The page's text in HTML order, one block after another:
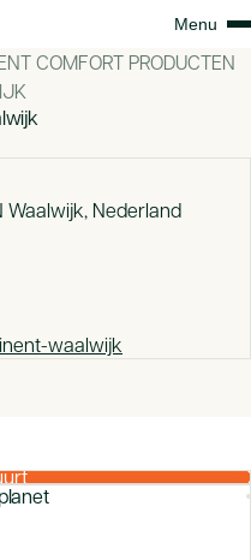
COMFORT PRODUCTEN
Waalwijk, Nederland
waalwijk